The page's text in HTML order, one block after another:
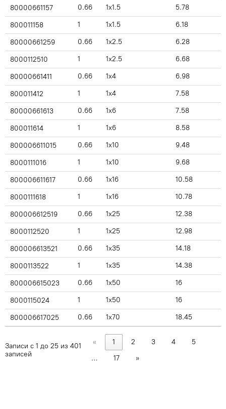
80000661157 0.66 1x1.5 5.78
800011158 1 1x1.5 6.18
80000661259 0.66 1x2.5 6.28
8000112510 1 1x2.5 6.68
80000661411 0.66 1x4 6.98
800011412 1 1x4 7.58
80000661613 0.66 1x6 7.58
800011614 1 1x6 8.58
800006611015 0.66 1x10 9.48
8000111016 1 1x10 9.68
800006611617 0.66 1x16 10.58
8000111618 1 1x16 10.78
800006612519 0.66 1x25 12.38
8000112520 1 1x25 12.98
800006613521 0.66 1x35 14.18
8000113522 1 1x35 14.38
800006615023 0.66 1x50 16
8000115024 1 1x50 16
800006617025 0.66 1x70 18.45
Записи с 1 до 25 из 401
записей
« 1 2 3 4
5
…
17 »